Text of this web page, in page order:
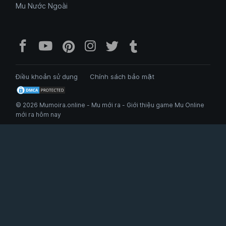
Mu Nước Ngoài
Facebook Mu Mới Ra -
YouTube Mu Mới Ra - Kênh
Pinterest Mumoira.online -
Instagram
TwitterTumblr Mu Mới
Điều khoản sử dụng Chính sách bảo mật
© 2026 Mumoira.online - Mu mới ra - Giới thiệu game Mu Online
mới ra hôm nay